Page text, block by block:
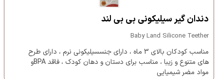
دندان گير سيليكونی بی بی لند
Baby Land Silicone Teether
مناسب کودکان بالای 3 ماه ، دارای جنسسیلیکونی نرم ، دارای طرح
های متنوع و زیبا ، مناسب برای دستان و دهان کودک ، فاقد BPAو
مواد مضر شیمیایی